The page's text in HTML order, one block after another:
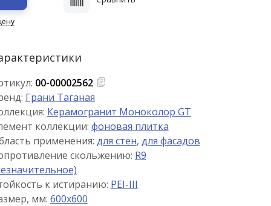
00-00002562
Грани Таганая
Керамогранит Моноколор GT
коллекции: фоновая плитка
применения: для стен, для фасадов
скольжению: R9
к истиранию: PEI-III
мм: 600x600